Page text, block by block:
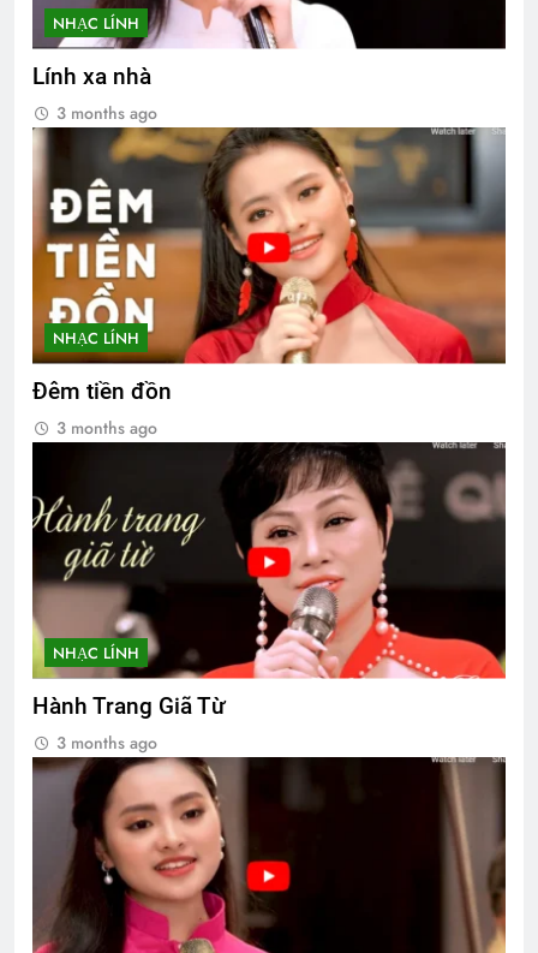
NHẠC LÍNH
Lính xa nhà
3 months ago
NHẠC LÍNH
Đêm tiền đồn
3 months ago
NHẠC LÍNH
Hành Trang Giã Từ
3 months ago